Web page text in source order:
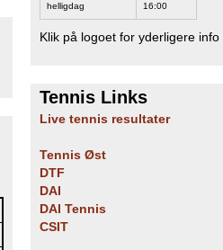
helligdag
16:00
Klik på logoet for yderligere info
Tennis Links
Live tennis resultater
Tennis Øst
DTF
DAI
DAI Tennis
CSIT